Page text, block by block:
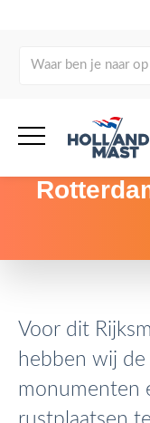
Voor dit
hebben wij
monumenten